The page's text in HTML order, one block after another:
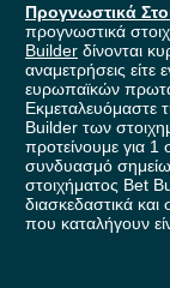
Προγνωστικά
προγνωστικά
Builder δίνονται
αναμετρήσεις είτε
ευρωπαϊκών
Εκμεταλευόμαστε
Builder των
προτείνουμε για 1
συνδυασμό
στοιχήματος Bet
διασκεδαστικά
που καταλήγουν